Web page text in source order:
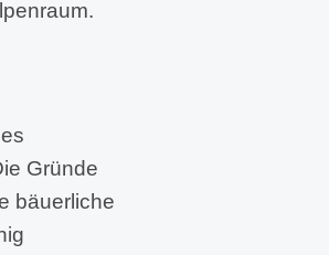
Gründe
bäuerliche